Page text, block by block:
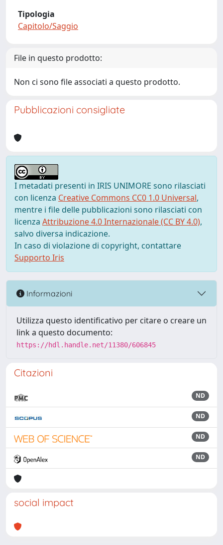
Tipologia
Capitolo/Saggio
File in questo prodotto:
Non ci sono file associati a questo prodotto.
Pubblicazioni consigliate
I metadati presenti in IRIS UNIMORE sono rilasciati
con licenza Creative Commons CC0 1.0 Universal,
mentre i file delle pubblicazioni sono rilasciati con
licenza Attribuzione 4.0 Internazionale (CC BY 4.0),
salvo diversa indicazione.
In caso di violazione di copyright, contattare
Supporto Iris
Informazioni
Utilizza questo identificativo per citare o creare un
link a questo documento:
https://hdl.handle.net/11380/606845
Citazioni
ND
ND
ND
ND
social impact